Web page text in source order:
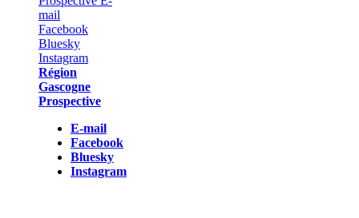
Région
Gascogne
Prospective
E-mail
Facebook
Bluesky
Instagram